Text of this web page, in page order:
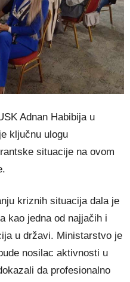
Adnan Habibija u
ključnu ulogu
situacije na ovom
kriznih situacija dala je
kao jedna od najjačih i
u državi. Ministarstvo je
nosilac aktivnosti u
da profesionalno